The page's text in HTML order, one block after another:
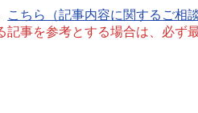
こちら（記事内容に関するご相
事を参考とする場合は、必ず